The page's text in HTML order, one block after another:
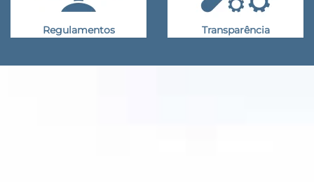
Regulamentos Transparência